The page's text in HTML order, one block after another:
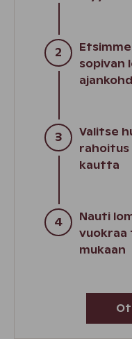
sopivan
Valitse
rahoitus
kautta
Nauti
vuokraa
mukaan